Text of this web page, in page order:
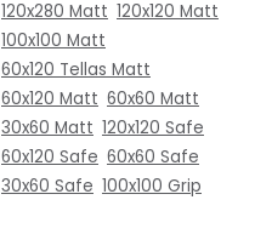
120x280 Matt 120x120 Matt
100x100 Matt
60x120 Tellas Matt
60x120 Matt 60x60 Matt
30x60 Matt 120x120 Safe
60x120 Safe 60x60 Safe
30x60 Safe 100x100 Grip